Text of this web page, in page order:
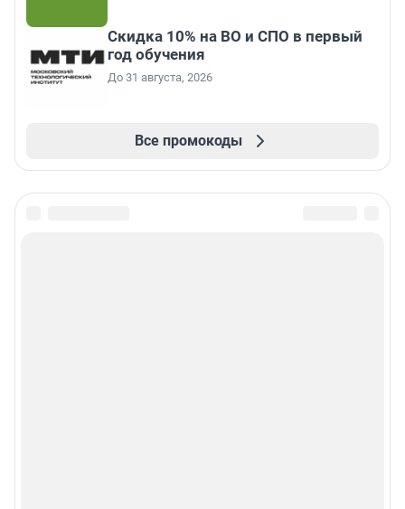
Скидка 10% на ВО и СПО в первый
год обучения
До 31 августа, 2026
Все промокоды